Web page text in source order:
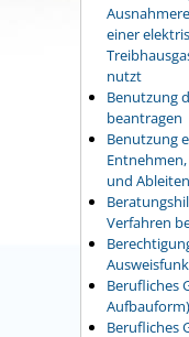
einer
nutzt
Benutzung
beantragen
Benutzung
und
Verfahren
Berufliches
Berufliches